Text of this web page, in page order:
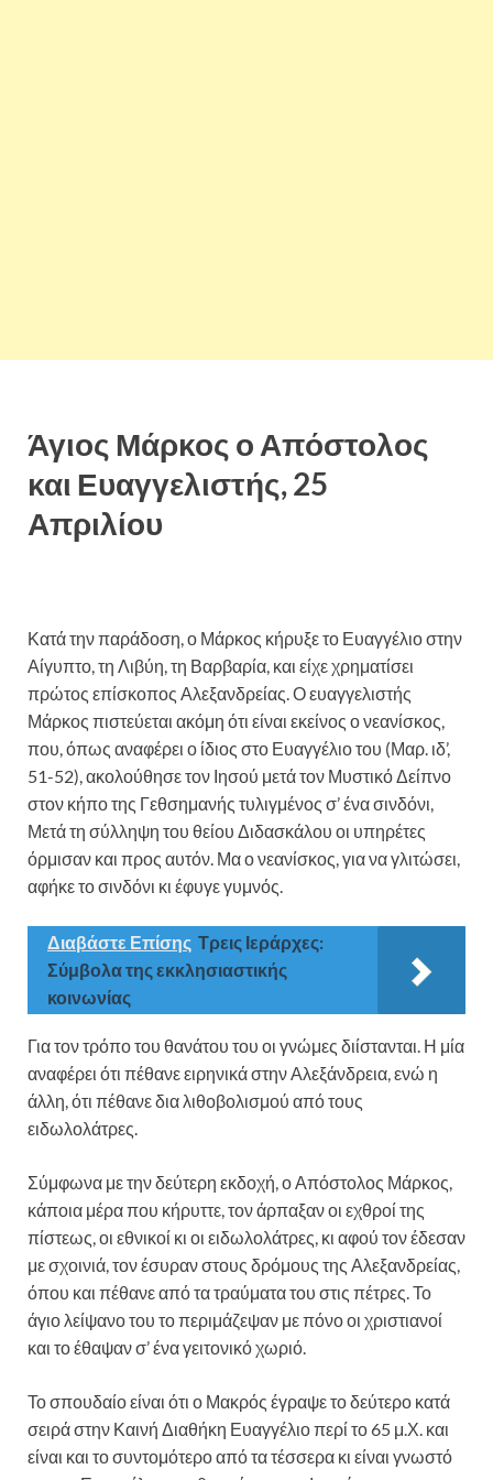
Άγιος Μάρκος ο Απόστολος
και Ευαγγελιστής, 25
Απριλίου
Κατά την παράδοση, ο Μάρκος κήρυξε το Ευαγγέλιο στην
Αίγυπτο, τη Λιβύη, τη Βαρβαρία, και είχε χρηματίσει
πρώτος επίσκοπος Αλεξανδρείας. Ο ευαγγελιστής
Μάρκος πιστεύεται ακόμη ότι είναι εκείνος ο νεανίσκος,
που, όπως αναφέρει ο ίδιος στο Ευαγγέλιο του (Μαρ. ιδ’,
51-52), ακολούθησε τον Ιησού μετά τον Μυστικό Δείπνο
στον κήπο της Γεθσημανής τυλιγμένος σ’ ένα σινδόνι,
Μετά τη σύλληψη του θείου Διδασκάλου οι υπηρέτες
όρμισαν και προς αυτόν. Μα ο νεανίσκος, για να γλιτώσει,
αφήκε το σινδόνι κι έφυγε γυμνός.
Διαβάστε Επίσης Τρεις Ιεράρχες:
Σύμβολα της εκκλησιαστικής
κοινωνίας
Για τον τρόπο του θανάτου του οι γνώμες διίστανται. Η μία
αναφέρει ότι πέθανε ειρηνικά στην Αλεξάνδρεια, ενώ η
άλλη, ότι πέθανε δια λιθοβολισμού από τους
ειδωλολάτρες.
Σύμφωνα με την δεύτερη εκδοχή, ο Απόστολος Μάρκος,
κάποια μέρα που κήρυττε, τον άρπαξαν οι εχθροί της
πίστεως, οι εθνικοί κι οι ειδωλολάτρες, κι αφού τον έδεσαν
με σχοινιά, τον έσυραν στους δρόμους της Αλεξανδρείας,
όπου και πέθανε από τα τραύματα του στις πέτρες. Το
άγιο λείψανο του το περιμάζεψαν με πόνο οι χριστιανοί
και το έθαψαν σ’ ένα γειτονικό χωριό.
Το σπουδαίο είναι ότι ο Μακρός έγραψε το δεύτερο κατά
σειρά στην Καινή Διαθήκη Ευαγγέλιο περί το 65 μ.Χ. και
είναι και το συντομότερο από τα τέσσερα κι είναι γνωστό